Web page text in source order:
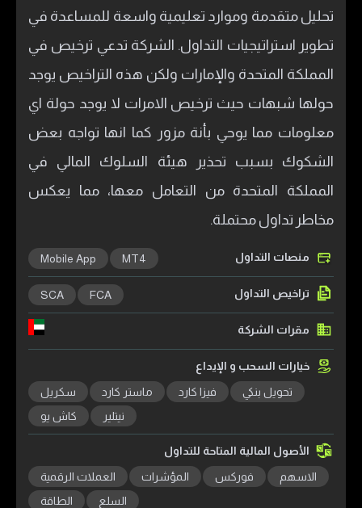
تحليل متقدمة وموارد تعليمية واسعة للمساعدة في
تطوير استراتيجيات التداول. الشركة تدعي ترخيص في
المملكة المتحدة والإمارات ولكن هذه التراخيص يوجد
حولها شبهات حيث ترخيص الامرات لا يوجد حولة اي
معلومات مما يوحي بأنة مزور كما انها تواجه بعض
الشكوك بسبب تحذير هيئة السلوك المالي في
المملكة المتحدة من التعامل معها، مما يعكس
مخاطر تداول محتملة.
منصات التداول MT4
Mobile App
تراخيص التداول FCA
SCA
مقرات الشركة
خيارات السحب و الإيداع
تحويل بنكي فيزا كارد ماستر كارد
سكريل
نيتلير
كاش يو
الأصول المالية المتاحة للتداول
الاسهم فوركس المؤشرات
العملات الرقمية
السلع
الطاقة